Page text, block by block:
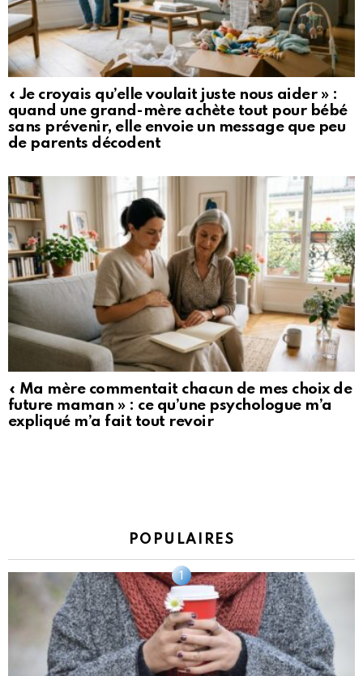
« Je croyais qu’elle voulait juste nous aider » :
quand une grand-mère achète tout pour bébé
sans prévenir, elle envoie un message que peu
de parents décodent
« Ma mère commentait chacun de mes choix de
future maman » : ce qu’une psychologue m’a
expliqué m’a fait tout revoir
POPULAIRES